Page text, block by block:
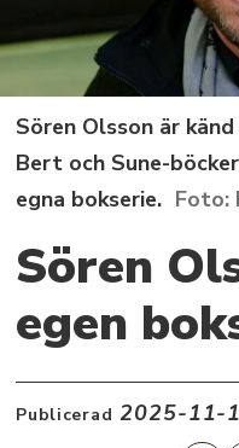
Sören Olsson är
Bert och Sune-
egna bokserie.
Sören
egen
Publicerad 2025-